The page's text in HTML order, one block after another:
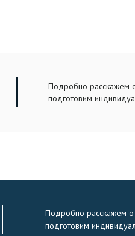
Подробно расскажем
подготовим
Подробно расскажем о
подготовим